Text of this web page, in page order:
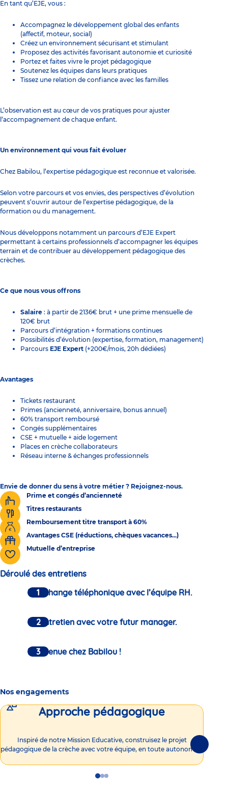
En tant qu’EJE, vous :
Accompagnez le développement global des enfants
(affectif, moteur, social)
Créez un environnement sécurisant et stimulant
Proposez des activités favorisant autonomie et curiosité
Portez et faites vivre le projet pédagogique
Soutenez les équipes dans leurs pratiques
Tissez une relation de confiance avec les familles
L’observation est au cœur de vos pratiques pour ajuster
l’accompagnement de chaque enfant.
Un environnement qui vous fait évoluer
Chez Babilou, l’expertise pédagogique est reconnue et valorisée.
Selon votre parcours et vos envies, des perspectives d’évolution
peuvent s’ouvrir autour de l’expertise pédagogique, de la
formation ou du management.
Nous développons notamment un parcours d’EJE Expert
permettant à certains professionnels d’accompagner les équipes
terrain et de contribuer au développement pédagogique des
crèches.
Ce que nous vous offrons
Salaire : à partir de 2136€ brut + une prime mensuelle de
120€ brut
Parcours d’intégration + formations continues
Possibilités d’évolution (expertise, formation, management)
Parcours EJE Expert (+200€/mois, 20h dédiées)
Avantages
Tickets restaurant
Primes (ancienneté, anniversaire, bonus annuel)
60% transport remboursé
Congés supplémentaires
CSE + mutuelle + aide logement
Places en crèche collaborateurs
Réseau interne & échanges professionnels
Envie de donner du sens à votre métier ? Rejoignez-nous.
Prime et congés d’ancienneté
Titres restaurants
Remboursement titre transport à 60%
Avantages CSE (réductions, chèques vacances...)
Mutuelle d’entreprise
Déroulé des entretiens
Un échange téléphonique avec l’équipe RH.
Un entretien avec votre futur manager.
Bienvenue chez Babilou !
Nos engagements
Approche pédagogique
Inspiré de notre Mission Educative, construisez le projet
pédagogique de la crèche avec votre équipe, en toute autonomie !
GoGoGo